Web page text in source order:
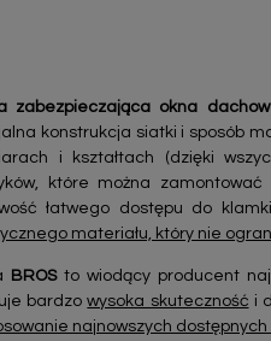
zabezpieczająca okna
konstrukcja siatki i sposób
i kształtach (dzięki
które można
łatwego dostępu do
materiału, który nie
BROSto wiodący producent
bardzowysoka skuteczność i d
najnowszych